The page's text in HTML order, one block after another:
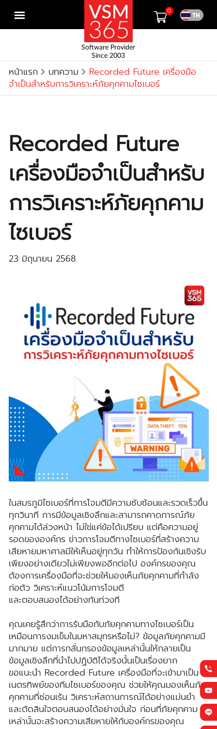
Open
Software Provider
Since 2003
0
หน้าแรก บทความ
Recorded Future เครื่องมือ
จำเป็นสำหรับการวิเคราะห์ภัยคุกคามไซเบอร์
Recorded Future
เครื่องมือจำเป็นสำหรับ
การวิเคราะห์ภัยคุกคาม
ไซเบอร์
23 มิถุนายน 2568
ในสมรภูมิไซเบอร์ที่การโจมตีมีความซับซ้อนและรวดเร็วขึ้น
ทุกวินาที การมีข้อมูลเชิงลึกและสามารถคาดการณ์ภัย
คุกคามได้ล่วงหน้า ไม่ใช่แค่ข้อได้เปรียบ แต่คือความอยู่
รอดขององค์กร ข่าวการโจมตีทางไซเบอร์ที่สร้างความ
เสียหายมหาศาลมีให้เห็นอยู่ทุกวัน ทำให้การป้องกันเชิงรับ
เพียงอย่างเดียวไม่เพียงพออีกต่อไป องค์กรของคุณ
ต้องการเครื่องมือที่จะช่วยให้มองเห็นภัยคุกคามที่กำลัง
ก่อตัว วิเคราะห์แนวโน้มการโจมตี
และตอบสนองได้อย่างทันท่วงที
คุณเคยรู้สึกว่าการรับมือกับภัยคุกคามทางไซเบอร์เป็น
เหมือนการงมเข็มในมหาสมุทรหรือไม่? ข้อมูลภัยคุกคามมี
มากมาย แต่การกลั่นกรองข้อมูลเหล่านั้นให้กลายเป็น
ข้อมูลเชิงลึกที่นำไปปฏิบัติได้จริงนั้นเป็นเรื่องยาก
ขอแนะนำ Recorded Future เครื่องมือที่จะเข้ามาเป็น
เนตรทิพย์ของทีมไซเบอร์ของคุณ ช่วยให้คุณมองเห็นภัย
คุกคามที่ซ่อนเร้น วิเคราะห์สถานการณ์ได้อย่างแม่นยำ
และตัดสินใจตอบสนองได้อย่างมั่นใจ ก่อนที่ภัยคุกคาม
เหล่านั้นจะสร้างความเสียหายให้กับองค์กรของคุณ